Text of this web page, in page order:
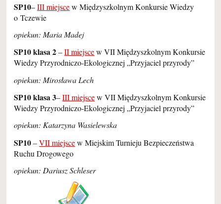
SP10–III miejscew Międzyszkolnym Konkursie Wiedzy
o Tczewie
opiekun: Maria Madej
SP10 klasa 2–II miejscew VII Międzyszkolnym Konkursie
Wiedzy Przyrodniczo-Ekologicznej „Przyjaciel przyrody”
opiekun: Mirosława Lech
SP10 klasa 3–III miejscew VII Międzyszkolnym Konkursie
Wiedzy Przyrodniczo-Ekologicznej „Przyjaciel przyrody”
opiekun: Katarzyna Wasielewska
SP10–VII miejscew Miejskim Turnieju Bezpieczeństwa
Ruchu Drogowego
opiekun: Dariusz Schleser